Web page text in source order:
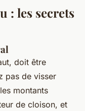
: les secrets
doit être
pas de visser
montants
de cloison, et